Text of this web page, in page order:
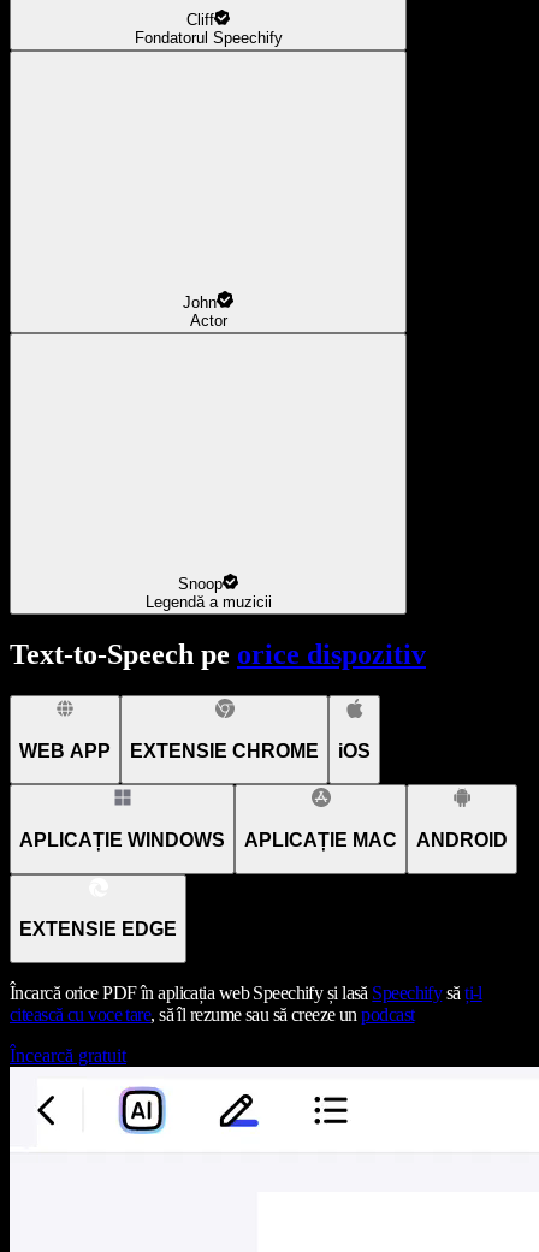
Cliff
Fondatorul Speechify
John
Actor
Snoop
Legendă a muzicii
Text-to-Speech pe orice dispozitiv
WEB APP EXTENSIE CHROME iOS
APLICAȚIE WINDOWS APLICAȚIE MAC ANDROID
EXTENSIE EDGE
Încarcă orice PDF în aplicația web Speechify și lasă Speechifysăți-l
citească cu voce tare, să îl rezume sau să creeze unpodcast
Încearcă gratuit